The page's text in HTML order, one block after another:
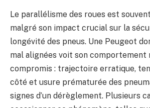
Le parallélisme des roues est
malgré son impact crucial sur la
longévité des pneus. Une Peugeot
mal alignées voit son comportement
compromis : trajectoire erratique,
côté et usure prématurée des
signes d’un dérèglement. Plusieurs